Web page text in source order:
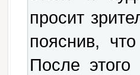
просит
пояснив,
После этого